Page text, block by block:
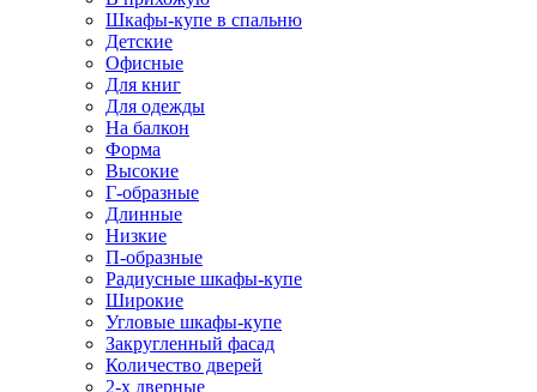
Шкафы-купе в спальню
Детские
Офисные
Для книг
Для одежды
На балкон
Форма
Высокие
Г-образные
Длинные
Низкие
П-образные
Радиусные шкафы-купе
Широкие
Угловые шкафы-купе
Закругленный фасад
Количество дверей
2-х дверные